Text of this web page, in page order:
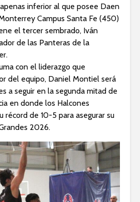
inferior al que posee Daen
Campus Santa Fe (450)
el tercer sembrado, Iván
de las Panteras de la
con el liderazgo que
del equipo, Daniel Montiel será
a seguir en la segunda mitad de
en donde los Halcones
récord de 10-5 para asegurar su
2026.